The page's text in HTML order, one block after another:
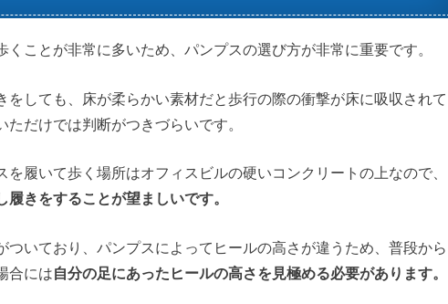
ことが非常に多いため、パンプスの選び方が非常に重要です。
をしても、床が柔らかい素材だと歩行の際の衝撃が床に吸収されて
だけでは判断がつきづらいです。
履いて歩く場所はオフィスビルの硬いコンクリートの上なので、
きをすることが望ましいです。
ついており、パンプスによってヒールの高さが違うため、普段から
合には自分の足にあったヒールの高さを見極める必要があります。